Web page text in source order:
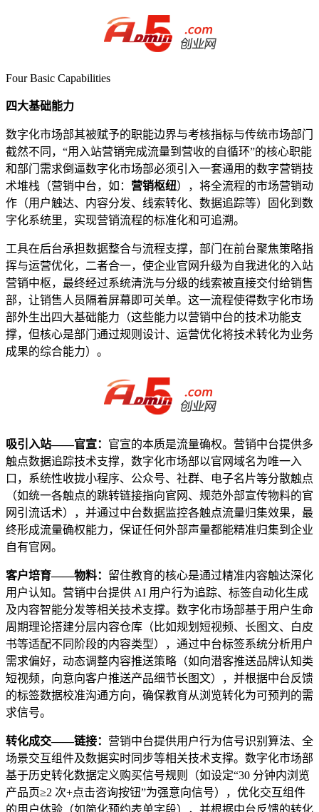
Four Basic Capabilities
四大基础能力
数字化市场部其被赋予的职能边界与考核指标与传统市场部门
截然不同，“用入站营销完成流量到营收的自循环”的核心职能
和部门需求倒逼数字化市场部必须引入一套通用的数字营销技
术堆栈（营销中台，如： 营销枢纽），将全流程的市场营销动
作（用户触达、内容分发、线索转化、数据追踪等）固化到数
字化系统里，实现营销流程的标准化和可追溯。
工具在后台承担数据整合与流程支撑，部门在前台聚焦策略指
挥与运营优化，二者合一，使企业官网升级为自我进化的入站
营销中枢，最终经过系统清洗与分级的线索被直接交付给销售
部，让销售人员隔着屏幕即可关单。这一流程使得数字化市场
部外生出四大基础能力（这些能力以营销中台的技术功能支
撑，但核心是部门通过规则设计、运营优化将技术转化为业务
成果的综合能力）。
吸引入站——官宣： 官宣的本质是流量确权。营销中台提供多
触点数据追踪技术支撑，数字化市场部以官网域名为唯一入
口，系统性收拢小程序、公众号、社群、电子名片等分散触点
（如统一各触点的跳转链接指向官网、规范外部宣传物料的官
网引流话术），并通过中台数据监控各触点流量归集效果，最
终形成流量确权能力，保证任何外部声量都能精准归集到企业
自有官网。
客户培育——物料： 留住教育的核心是通过精准内容触达深化
用户认知。营销中台提供 AI 用户行为追踪、标签自动化生成
及内容智能分发等相关技术支撑。数字化市场部基于用户生命
周期理论搭建分层内容仓库（比如规划短视频、长图文、白皮
书等适配不同阶段的内容类型），通过中台标签系统分析用户
需求偏好，动态调整内容推送策略（如向潜客推送品牌认知类
短视频，向意向客户推送产品细节长图文），并根据中台反馈
的标签数据校准沟通方向，确保教育从浏览转化为可预判的需
求信号。
转化成交——链接： 营销中台提供用户行为信号识别算法、全
场景交互组件及数据实时同步等相关技术支撑。数字化市场部
基于历史转化数据定义购买信号规则（如设定“30 分钟内浏览
产品页≥2 次+点击咨询按钮”为强意向信号），优化交互组件
的用户体验（如简化预约表单字段），并根据中台反馈的转化